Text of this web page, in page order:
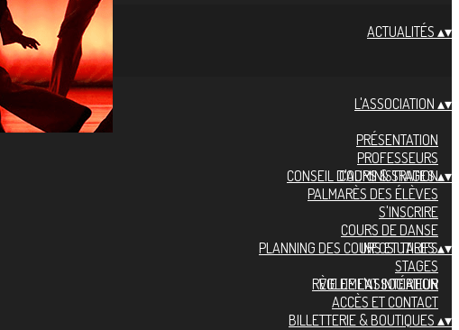
ACTUALITÉS ▴▾
L'ASSOCIATION ▴▾
PRÉSENTATION
PROFESSEURS
CONSEIL D'ADMINISTRATION
PALMARÈS DES ÉLÈVES
COURS & STAGES▴▾
S'INSCRIRE
COURS DE DANSE
PLANNING DES COURS ET TARIFS
STAGES
RÈGLEMENT INTÉRIEUR
INFOS UTILES▴▾
VIE DE L'ASSOCIATION
ACCÈS ET CONTACT
BILLETTERIE & BOUTIQUES ▴▾